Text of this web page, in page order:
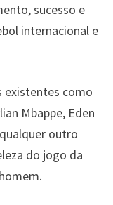
sucesso e
internacional e
existentes como
Mbappe, Eden
outro
do jogo da